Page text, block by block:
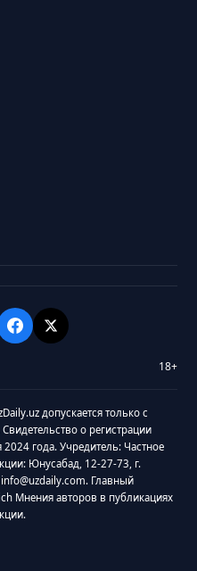
18+
допускается только с
о регистрации
года. Учредитель: Частное
Юнусабад, 12-27-73, г.
Главный
Мнения авторов в публикациях